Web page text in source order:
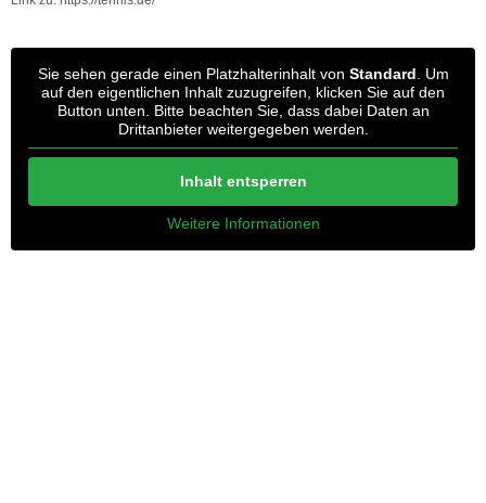
Sie sehen gerade einen Platzhalterinhalt von Standard . Um
auf den eigentlichen Inhalt zuzugreifen, klicken Sie auf den
Button unten. Bitte beachten Sie, dass dabei Daten an
Drittanbieter weitergegeben werden.
Inhalt entsperren
Weitere Informationen